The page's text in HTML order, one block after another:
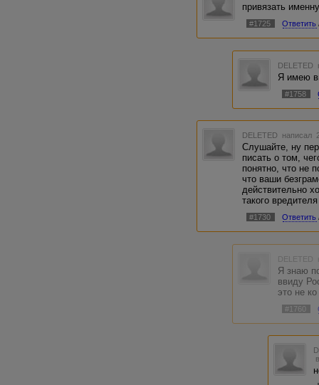
привязать
#1725 Ответить
DELETED
Я имею
#1758
DELETED написал
Слушайте, ну
писать о том,
понятно, что не
что ваши
действительно
такого
#1730 Ответить
DELETED
Я знаю
ввиду
это не
#1760